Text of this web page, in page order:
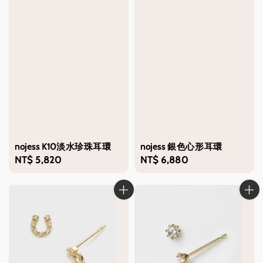
nojess K10淡水珍珠耳環
Regular
NT$ 5,820
nojess 銀色心形耳環
Regular
NT$ 6,880